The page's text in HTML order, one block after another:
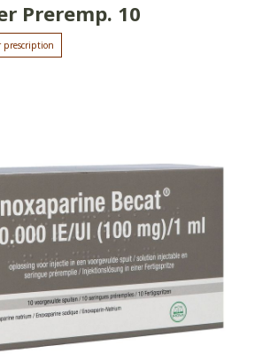
Preremp. 10
prescription